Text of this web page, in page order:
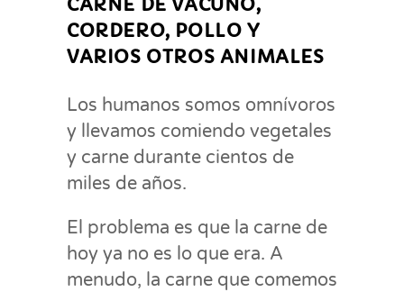
CARNE DE VACUNO,
CORDERO, POLLO Y
VARIOS OTROS ANIMALES
Los humanos somos omnívoros
y llevamos comiendo vegetales
y carne durante cientos de
miles de años.
El problema es que la carne de
hoy ya no es lo que era. A
menudo, la carne que comemos